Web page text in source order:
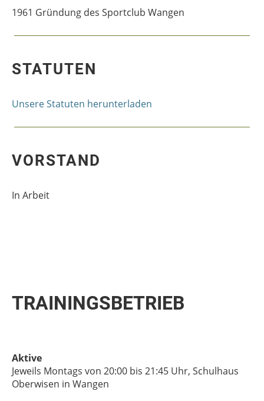
1961 Gründung des Sportclub Wangen
STATUTEN
Unsere Statuten herunterladen
VORSTAND
In Arbeit
TRAININGSBETRIEB
Aktive
Jeweils Montags von 20:00 bis 21:45 Uhr, Schulhaus
Oberwisen in Wangen